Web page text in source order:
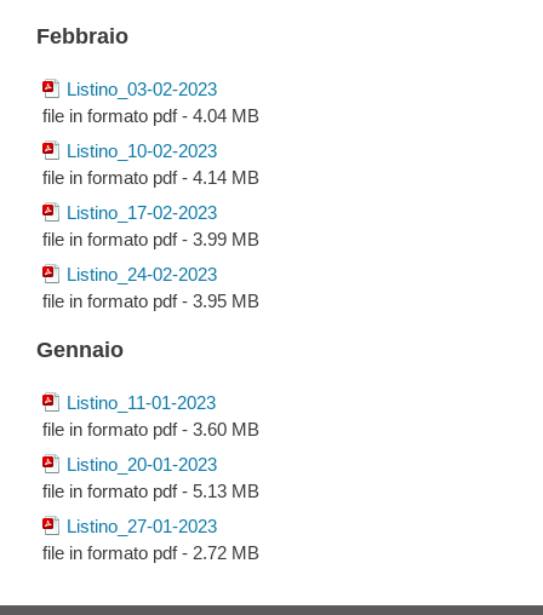
Febbraio
Listino_03-02-2023
file in formato pdf - 4.04 MB
Listino_10-02-2023
file in formato pdf - 4.14 MB
Listino_17-02-2023
file in formato pdf - 3.99 MB
Listino_24-02-2023
file in formato pdf - 3.95 MB
Gennaio
Listino_11-01-2023
file in formato pdf - 3.60 MB
Listino_20-01-2023
file in formato pdf - 5.13 MB
Listino_27-01-2023
file in formato pdf - 2.72 MB